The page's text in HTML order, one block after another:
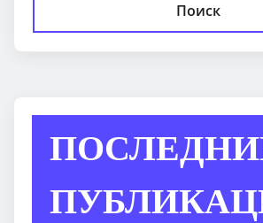
Поиск